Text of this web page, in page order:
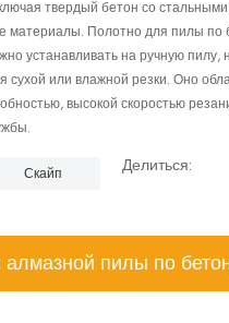
твердый бетон со стальными
материалы. Полотно для пилы по
устанавливать на ручную пилу,
сухой или влажной резки. Оно
высокой скоростью
Скайп
Делиться:
алмазной пилы по